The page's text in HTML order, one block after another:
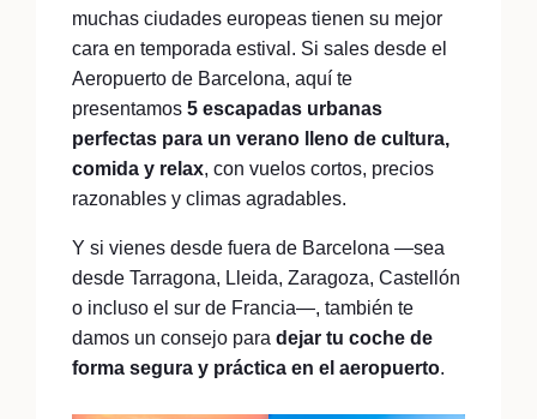
muchas ciudades europeas tienen su mejor
cara en temporada estival. Si sales desde el
Aeropuerto de Barcelona, aquí te
presentamos 5 escapadas urbanas
perfectas para un verano lleno de cultura,
comida y relax, con vuelos cortos, precios
razonables y climas agradables.
Y si vienes desde fuera de Barcelona —sea
desde Tarragona, Lleida, Zaragoza, Castellón
o incluso el sur de Francia—, también te
damos un consejo para dejar tu coche de
forma segura y práctica en el aeropuerto.